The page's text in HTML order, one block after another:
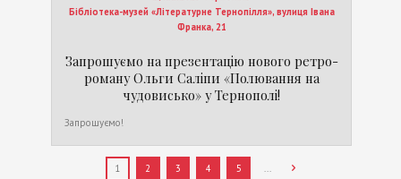
Бібліотека-музей «Літературне Тернопілля», вулиця Івана
Франка, 21
Запрошуємо на презентацію нового ретро-
роману Ольги Саліпи «Полювання на
чудовисько» у Тернополі!
Запрошуємо!
1 2 3 4 5 ...